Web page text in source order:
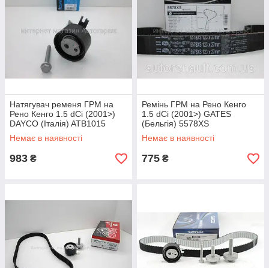
Натягувач ременя ГРМ на
Рено Кенго 1.5 dCi (2001>)
DAYCO (Італія) ATB1015
Немає в наявності
983 ₴
Ремінь ГРМ на Рено Кенго
1.5 dCi (2001>) GATES
(Бельгія) 5578XS
Немає в наявності
775 ₴